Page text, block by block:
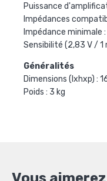
Puissance
Impédances
Impédance minimale
Sensibilité (2,83 V / 1
Généralités
Dimensions (lxhxp) :
Poids : 3 kg